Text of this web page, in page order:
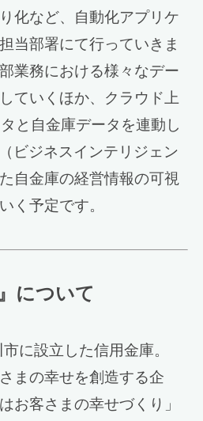
化など、自動化アプリケ
当部署にて行っていきま
業務における様々なデー
ていくほか、クラウド上
と自金庫データを連動し
ビジネスインテリジェン
自金庫の経営情報の可視
く予定です。
について
に設立した信用金庫。
まの幸せを創造する企
客さまの幸せづくり」